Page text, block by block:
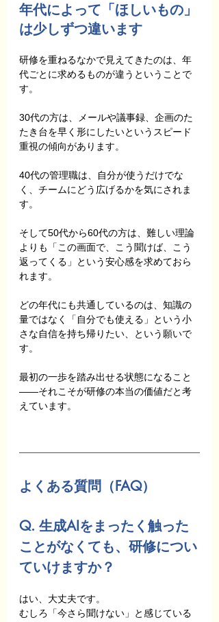
年代によって「ほしいもの」
は少しずつ違います
研修を重ねるなかで見えてきたのは、年
代ごとに求めるものが違うということで
す。
30代の方は、メールや議事録、企画のた
たき台を早く形にしたいというスピード
重視の傾向があります。
40代の管理職は、自分が使うだけでな
く、チームにどう広げるかを気にされま
す。
そして50代から60代の方は、難しい理論
よりも「この画面で、こう聞けば、こう
返ってくる」という安心感を求めておら
れます。
どの年代にも共通しているのは、知識の
量ではなく「自分でも使える」という小
さな自信を持ち帰りたい、という願いで
す。
最初の一歩を踏み出せる状態になること
――それこそが研修の本当の価値だと考
えています。
よくある質問（FAQ）
Q. 生成AIをまったく触った
ことがなくても、研修につい
ていけますか？
はい、大丈夫です。
むしろ「今さら聞けない」と感じている